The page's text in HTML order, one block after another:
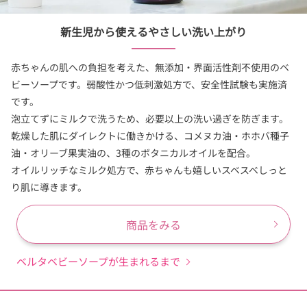
新生児から使えるやさしい洗い上がり
赤ちゃんの肌への負担を考えた、無添加・界面活性剤不使用のベ
ビーソープです。弱酸性かつ低刺激処方で、安全性試験も実施済
です。
泡立てずにミルクで洗うため、必要以上の洗い過ぎを防ぎます。
乾燥した肌にダイレクトに働きかける、コメヌカ油・ホホバ種子
油・オリーブ果実油の、3種のボタニカルオイルを配合。
オイルリッチなミルク処方で、赤ちゃんも嬉しいスベスベしっと
り肌に導きます。
商品をみる
ベルタベビーソープが生まれるまで